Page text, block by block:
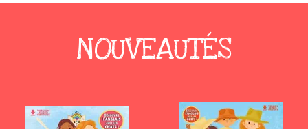
NOUVEAUTÉS